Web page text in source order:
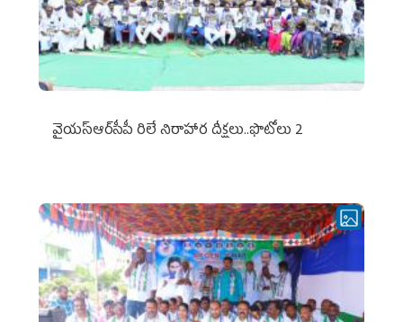
వైయ‌స్ఆర్‌సీపీ రిలే నిరాహార దీక్షలు..ఫొటోలు 2